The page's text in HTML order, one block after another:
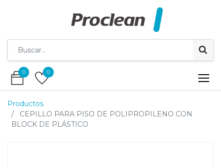
0 0
0 0
Productos
CEPILLO PARA PISO DE POLIPROPILENO CON
BLOCK DE PLÁSTICO